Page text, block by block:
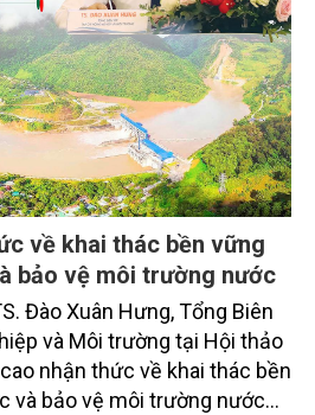
về khai thác bền vững
bảo vệ môi trường nước
Đào Xuân Hưng, Tổng Biên
và Môi trường tại Hội thảo
nhận thức về khai thác bền
và bảo vệ môi trường nước